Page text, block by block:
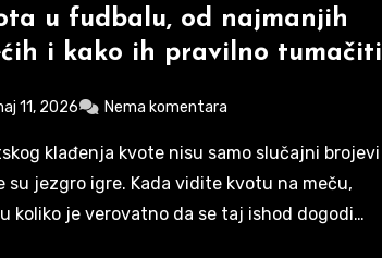
u fudbalu, od najmanjih
i kako ih pravilno tumačiti
11, 2026 Nema komentara
su jezgro igre. Kada vidite kvotu na meču,
koliko je verovatno da se taj ishod dogodi…